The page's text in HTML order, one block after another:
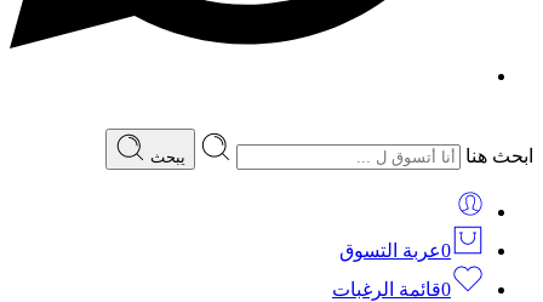
ابحث هنا يبحث
0عربة التسوق
0قائمة الرغبات